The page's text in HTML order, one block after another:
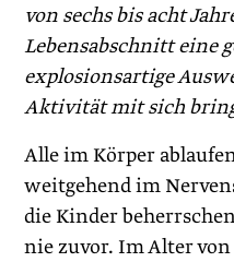
von sechs bis acht
Lebensabschnitt eine
explosionsartige
Aktivität mit sich
Alle im Körper
weitgehend im
die Kinder
nie zuvor. Im Alter von